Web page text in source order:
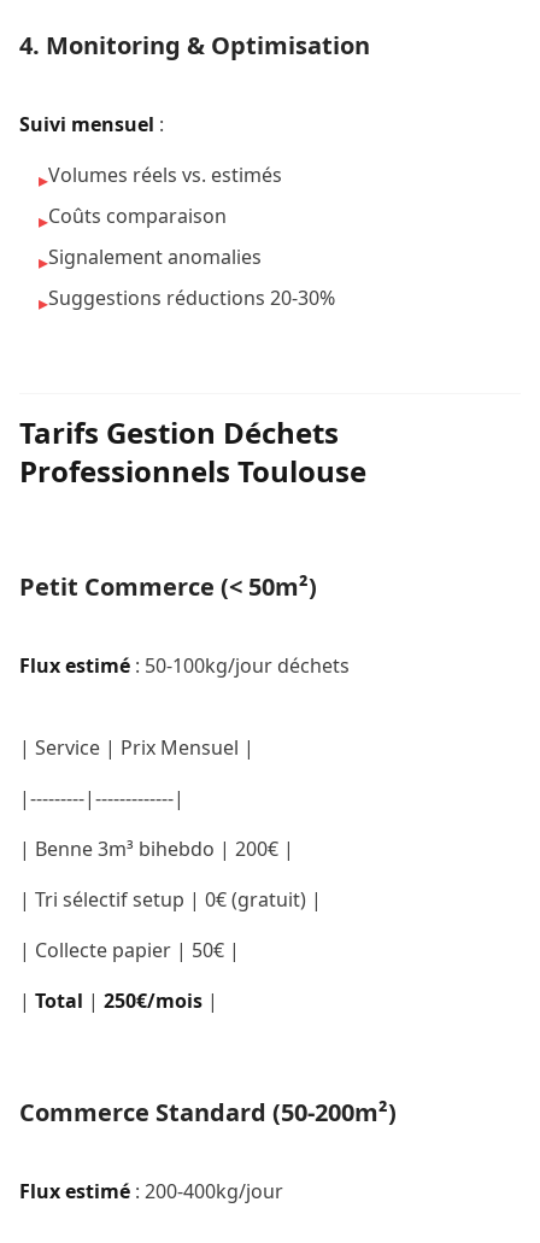
4. Monitoring & Optimisation
Suivi mensuel :
▸Volumes réels vs. estimés
▸Coûts comparaison
▸Signalement anomalies
▸Suggestions réductions 20-30%
Tarifs Gestion Déchets
Professionnels Toulouse
Petit Commerce (< 50m²)
Flux estimé : 50-100kg/jour déchets
| Service | Prix Mensuel |
|---------|-------------|
| Benne 3m³ bihebdo | 200€ |
| Tri sélectif setup | 0€ (gratuit) |
| Collecte papier | 50€ |
| Total | 250€/mois |
Commerce Standard (50-200m²)
Flux estimé : 200-400kg/jour